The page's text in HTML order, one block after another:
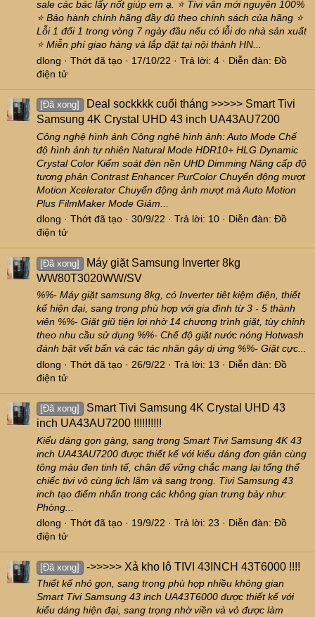
sale các bác lấy nốt giúp em ạ. ⭐ Tivi vẫn mới nguyên 100%
⭐ Bảo hành chính hãng đầy đủ theo chính sách của hãng ⭐
Lỗi 1 đổi 1 trong vòng 7 ngày đầu nếu có lỗi do nhà sản xuất
⭐ Miễn phí giao hàng và lắp đặt tại nội thành HN...
dlong
Thớt đã tạo 17/10/22 Trả lời: 4 Diễn đàn: Đồ
điện tử
[Đã xong]
Deal sockkkk cuối tháng >>>>> Smart Tivi
Samsung 4K Crystal UHD 43 inch UA43AU7200
Công nghệ hình ảnh Công nghệ hình ảnh: Auto Mode Chế
độ hình ảnh tự nhiên Natural Mode HDR10+ HLG Dynamic
Crystal Color Kiểm soát đèn nền UHD Dimming Nâng cấp độ
tương phản Contrast Enhancer PurColor Chuyển động mượt
Motion Xcelerator Chuyển động ảnh mượt mà Auto Motion
Plus FilmMaker Mode Giảm...
dlong
Thớt đã tạo 30/9/22 Trả lời: 10 Diễn đàn: Đồ
điện tử
[Đã xong]
Máy giặt Samsung Inverter 8kg
WW80T3020WW/SV
%%- Máy giặt samsung 8kg, có Inverter tiêt kiệm điện, thiết
kế hiện đại, sang trọng phù hợp với gia đình từ 3 - 5 thành
viên %%- Giặt giũ tiện lợi nhờ 14 chương trình giặt, tùy chỉnh
theo nhu cầu sử dụng %%- Chế độ giặt nước nóng Hotwash
đánh bật vết bẩn và các tác nhân gây dị ứng %%- Giặt cực...
dlong
Thớt đã tạo 26/9/22 Trả lời: 13 Diễn đàn: Đồ
điện tử
[Đã xong]
Smart Tivi Samsung 4K Crystal UHD 43
inch UA43AU7200 !!!!!!!!!!
Kiểu dáng gọn gàng, sang trọng Smart Tivi Samsung 4K 43
inch UA43AU7200 được thiết kế với kiểu dáng đơn giản cùng
tông màu đen tinh tế, chân đế vững chắc mang lại tổng thể
chiếc tivi vô cùng lịch lãm và sang trọng. Tivi Samsung 43
inch tạo điểm nhấn trong các không gian trưng bày như:
Phòng...
dlong
Thớt đã tạo 19/9/22 Trả lời: 23 Diễn đàn: Đồ
điện tử
[Đã xong] ->>>>> Xả kho lô TIVI 43INCH 43T6000 !!!!
Thiết kế nhỏ gọn, sang trọng phù hợp nhiều không gian
Smart Tivi Samsung 43 inch UA43T6000 được thiết kế với
kiểu dáng hiện đại, sang trọng nhờ viền và vỏ được làm